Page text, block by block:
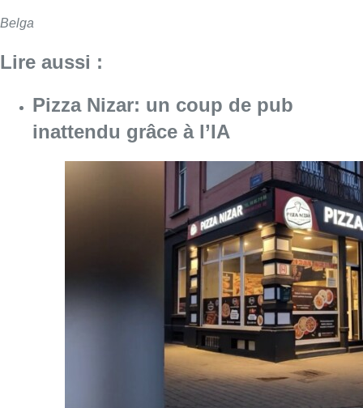
Belga
Lire aussi :
Pizza Nizar: un coup de pub
inattendu grâce à l’IA